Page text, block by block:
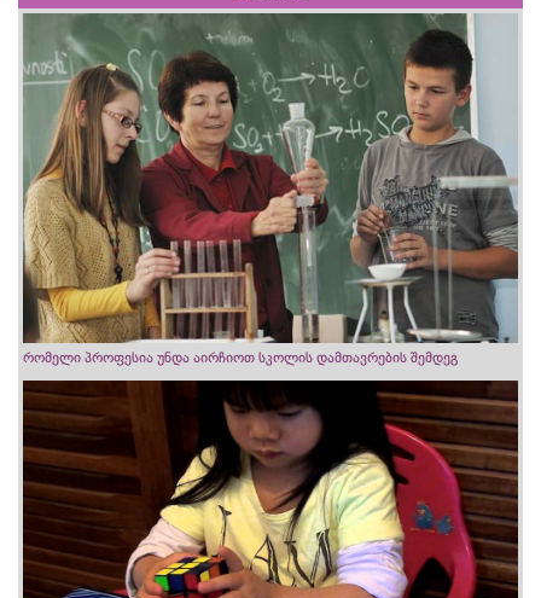
რომელი პროფესია უნდა აირჩიოთ სკოლის დამთავრების შემდეგ